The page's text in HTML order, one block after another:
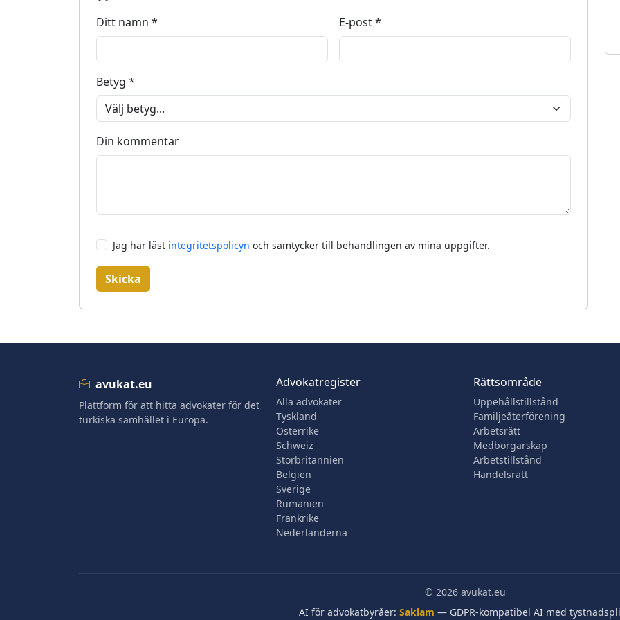
Ditt namn * E-post *
Betyg *
Din kommentar
Jag har läst integritetspolicyn och samtycker till behandlingen av mina uppgifter.
Skicka
avukat.eu
Plattform för att hitta advokater för det
turkiska samhället i Europa.
Advokatregister
Alla advokater
Tyskland
Österrike
Schweiz
Storbritannien
Belgien
Sverige
Rumänien
Frankrike
Nederländerna
Rättsområde
Uppehållstillstånd
Familjeåterförening
Arbetsrätt
Medborgarskap
Arbetstillstånd
Handelsrätt
© 2026 avukat.eu
AI för advokatbyråer: Saklam — GDPR-kompatibel AI med